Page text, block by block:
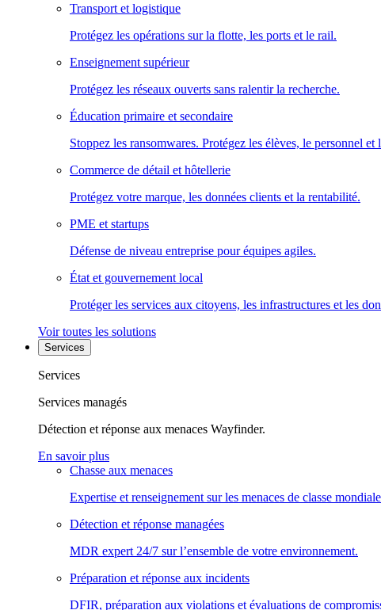
Transport et logistique
Protégez les opérations sur la flotte, les ports et le rail.
Enseignement supérieur
Protégez les réseaux ouverts sans ralentir la recherche.
Éducation primaire et secondaire
Stoppez les ransomwares. Protégez les élèves, le personnel et
Commerce de détail et hôtellerie
Protégez votre marque, les données clients et la rentabilité.
PME et startups
Défense de niveau entreprise pour équipes agiles.
État et gouvernement local
Protéger les services aux citoyens, les infrastructures et les
Voir toutes les solutions
Services
Services
Services managés
Détection et réponse aux menaces Wayfinder.
En savoir plus
Chasse aux menaces
Expertise et renseignement sur les menaces de classe
Détection et réponse managées
MDR expert 24/7 sur l’ensemble de votre environnement.
Préparation et réponse aux incidents
DFIR, préparation aux violations et évaluations de